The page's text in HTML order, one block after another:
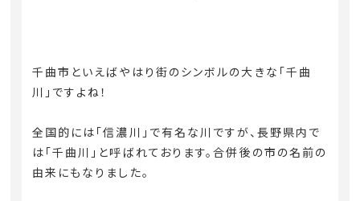
千曲市といえばやはり街のシンボルの大きな「千曲
川」ですよね！
全国的には「信濃川」で有名な川ですが、長野県内で
は「千曲川」と呼ばれております。合併後の市の名前の
由来にもなりました。